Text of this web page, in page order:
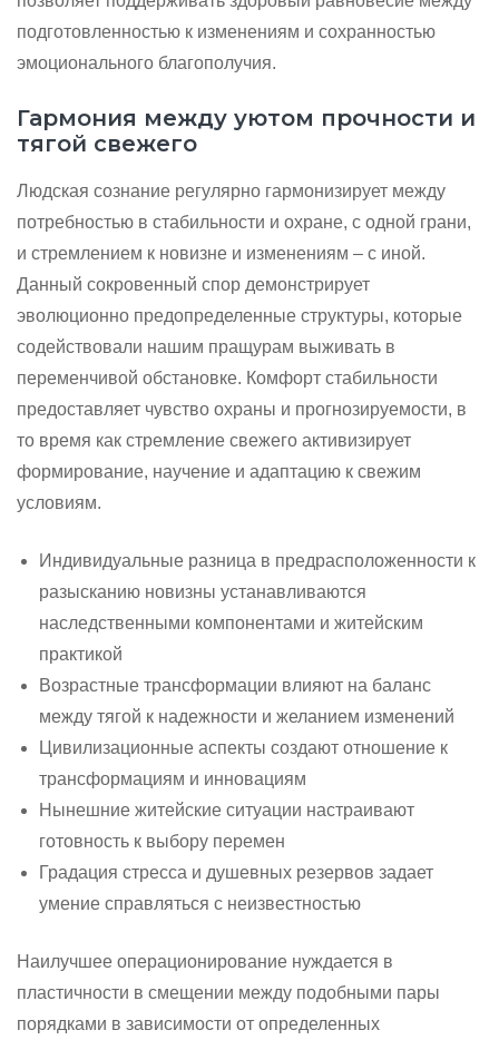
подготовленностью к изменениям и сохранностью
эмоционального благополучия.
Гармония между уютом прочности и
тягой свежего
Людская сознание регулярно гармонизирует между
потребностью в стабильности и охране, с одной грани,
и стремлением к новизне и изменениям – с иной.
Данный сокровенный спор демонстрирует
эволюционно предопределенные структуры, которые
содействовали нашим пращурам выживать в
переменчивой обстановке. Комфорт стабильности
предоставляет чувство охраны и прогнозируемости, в
то время как стремление свежего активизирует
формирование, научение и адаптацию к свежим
условиям.
Индивидуальные разница в предрасположенности к
разысканию новизны устанавливаются
наследственными компонентами и житейским
практикой
Возрастные трансформации влияют на баланс
между тягой к надежности и желанием изменений
Цивилизационные аспекты создают отношение к
трансформациям и инновациям
Нынешние житейские ситуации настраивают
готовность к выбору перемен
Градация стресса и душевных резервов задает
умение справляться с неизвестностью
Наилучшее операционирование нуждается в
пластичности в смещении между подобными пары
порядками в зависимости от определенных